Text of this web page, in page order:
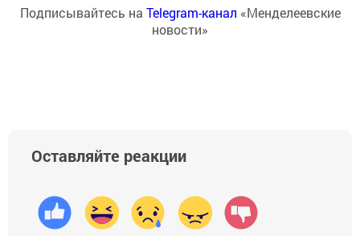
Подписывайтесь на Telegram-канал «Менделеевские
новости»
Оставляйте реакции